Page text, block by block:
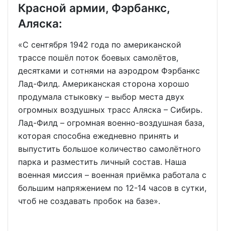
Красной армии, Фэрбанкс,
Аляска:
«С сентября 1942 года по американской
трассе пошёл поток боевых самолётов,
десятками и сотнями на аэродром Фэрбанкс
Лад-Филд. Американская сторона хорошо
продумала стыковку – выбор места двух
огромных воздушных трасс Аляска – Сибирь.
Лад-Филд – огромная военно-воздушная база,
которая способна ежедневно принять и
выпустить большое количество самолётного
парка и разместить личный состав. Наша
военная миссия – военная приёмка работала с
большим напряжением по 12-14 часов в сутки,
чтоб не создавать пробок на базе».